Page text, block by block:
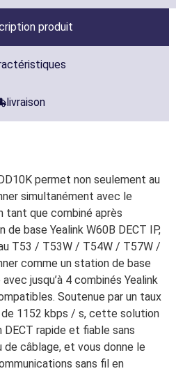
produit
livraison
permet non seulement au
simultanément avec le
tant que combiné après
de base Yealink W60B DECT IP,
T53 / T53W / T54W / T57W /
comme un station de base
jusqu’à 4 combinés Yealink
Soutenue par un taux
1152 kbps / s, cette solution
rapide et fiable sans
câblage, et vous donne le
sans fil en